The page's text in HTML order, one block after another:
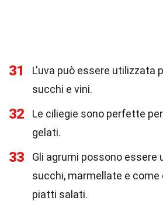
31
L'uva può essere utilizzata
succhi e vini.
32
Le ciliegie sono perfette
gelati.
33
Gli agrumi possono essere
succhi, marmellate e
piatti salati.